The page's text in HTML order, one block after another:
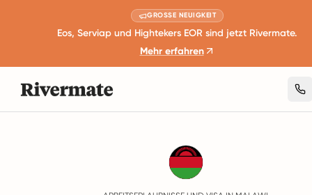
GROSSE NEUIGKEIT
Eos, Serviap und Hightekers EOR sind jetzt Rivermate.
Mehr erfahren